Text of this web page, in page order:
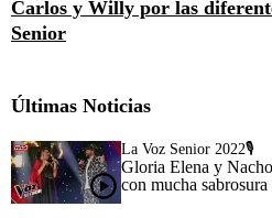
Carlos y Willy por las
Senior
Últimas Noticias
La Voz Senior 2022🎙️
Gloria Elena y
con mucha sabrosura